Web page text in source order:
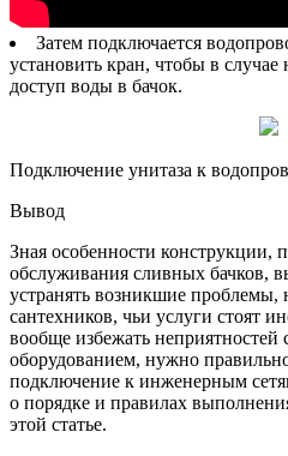
Затем подключается
установить кран, чтобы в
доступ воды в бачок.
Подключение унитаза к
Вывод
Зная особенности
обслуживания сливных бачков,
устранять возникшие проблемы,
сантехников, чьи услуги стоят
вообще избежать неприятностей
оборудованием, нужно
подключение к инженерным
о порядке и правилах
этой статье.